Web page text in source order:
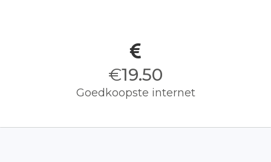
€19.50
Goedkoopste internet